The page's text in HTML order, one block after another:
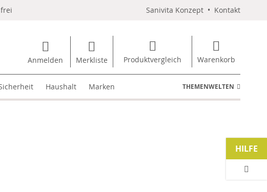
Sanivita Konzept • Kontakt
Anmelden Merkliste Produktvergleich Warenkorb
Haushalt Marken THEMENWELTEN
HILFE